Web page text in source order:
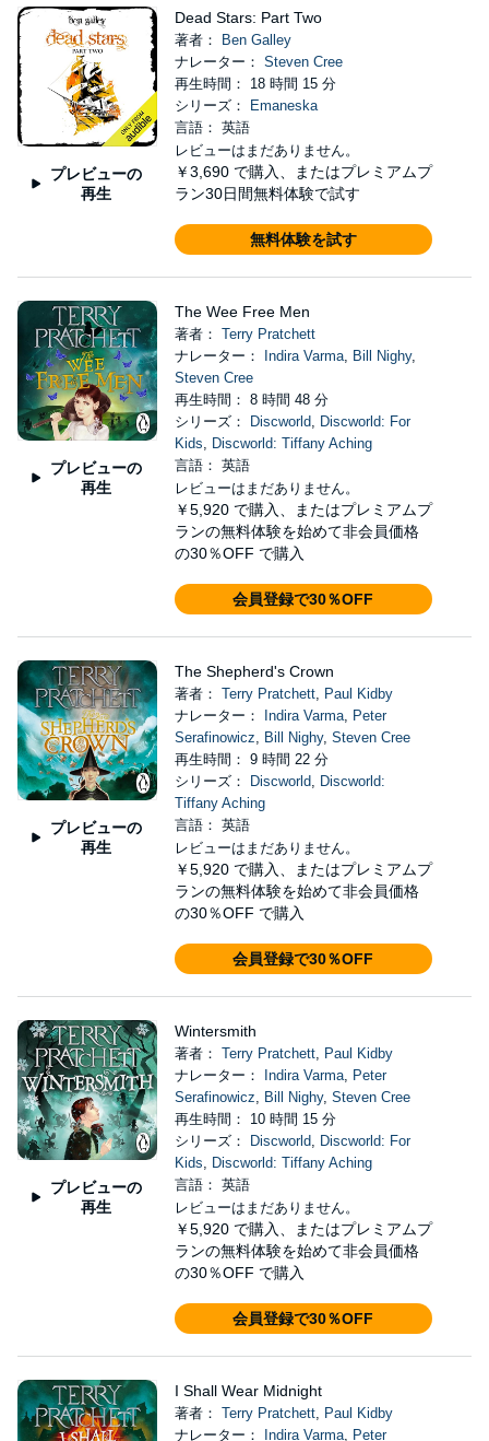
プレビューの
再生
Dead Stars: Part Two
著者：
Ben Galley
ナレーター： Steven Cree
再生時間： 18 時間 15 分
シリーズ：
Emaneska
言語： 英語
レビューはまだありません。
￥3,690 で購入、またはプレミアムプ
ラン30日間無料体験で試す
無料体験を試す
プレビューの
再生
The Wee Free Men
著者： Terry Pratchett
ナレーター：
Indira Varma, Bill Nighy,
Steven Cree
再生時間： 8 時間 48 分
シリーズ：
Discworld, Discworld: For
Kids, Discworld: Tiffany Aching
言語： 英語
レビューはまだありません。
￥5,920 で購入、またはプレミアムプ
ランの無料体験を始めて非会員価格
の30％OFF で購入
会員登録で30％OFF
プレビューの
再生
The Shepherd's Crown
著者： Terry Pratchett, Paul Kidby
ナレーター：
Indira Varma, Peter
Serafinowicz, Bill Nighy, Steven Cree
再生時間： 9 時間 22 分
シリーズ：
Discworld, Discworld:
Tiffany Aching
言語： 英語
レビューはまだありません。
￥5,920 で購入、またはプレミアムプ
ランの無料体験を始めて非会員価格
の30％OFF で購入
会員登録で30％OFF
プレビューの
再生
Wintersmith
著者： Terry Pratchett, Paul Kidby
ナレーター：
Indira Varma, Peter
Serafinowicz, Bill Nighy, Steven Cree
再生時間： 10 時間 15 分
シリーズ：
Discworld, Discworld: For
Kids, Discworld: Tiffany Aching
言語： 英語
レビューはまだありません。
￥5,920 で購入、またはプレミアムプ
ランの無料体験を始めて非会員価格
の30％OFF で購入
会員登録で30％OFF
I Shall Wear Midnight
著者： Terry Pratchett, Paul Kidby
ナレーター：
Indira Varma, Peter